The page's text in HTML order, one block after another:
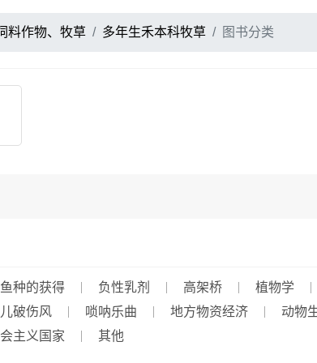
料作物、牧草 多年生禾本科牧草 图书分类
种的获得 负性乳剂 高架桥 植物学
破伤风
唢呐乐曲 地方物资经济 动物
主义国家
其他